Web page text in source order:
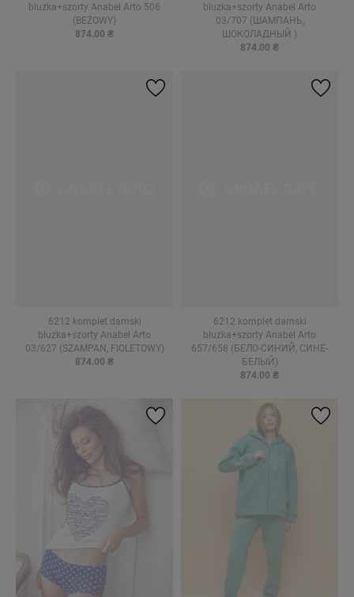
bluzka+szorty Anabel Arto 506
(BEŻOWY)
874.00 ₴
bluzka+szorty Anabel Arto
03/707 (ШАМПАНЬ,
ШОКОЛАДНЫЙ )
874.00 ₴
6212 komplet damski
bluzka+szorty Anabel Arto
03/627 (SZAMPAN, FIOLETOWY)
874.00 ₴
6212 komplet damski
bluzka+szorty Anabel Arto
657/658 (БЕЛО-СИНИЙ, СИНЕ-
БЕЛЫЙ)
874.00 ₴